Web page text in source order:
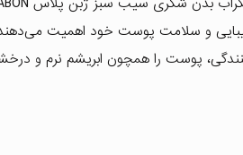
زیبایی و سلامت پوست خود اهمیت
پوست را همچون ابریشم نرم و